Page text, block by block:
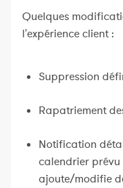
Quelques
l'expérience client :
Suppression
Rapatriement
Notification
calendrier prévu
ajoute/modifie